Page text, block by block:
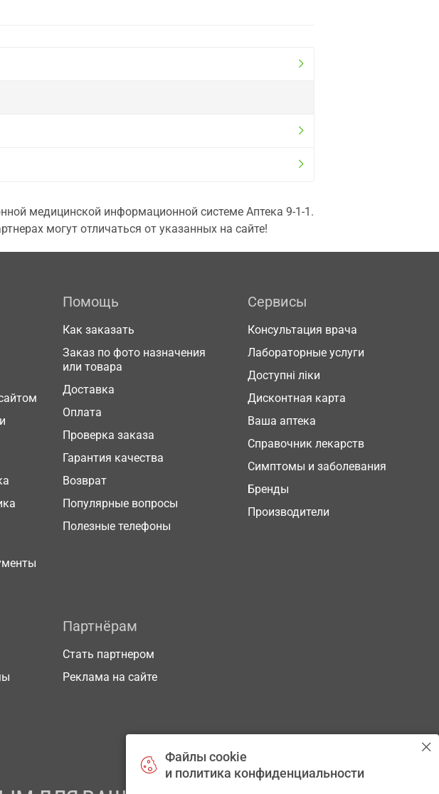
медицинской информационной системе Аптека 9-1-1.
могут отличаться от указанных на сайте!
Помощь
Как заказать
Заказ по фото назначения
или товара
Доставка
Оплата
Проверка заказа
Гарантия качества
Возврат
Популярные вопросы
Полезные телефоны
Сервисы
Консультация врача
Лабораторные услуги
Доступні ліки
Дисконтная карта
Ваша аптека
Справочник лекарств
Симптомы и заболевания
Бренды
Производители
Партнёрам
Стать партнером
Реклама на сайте
Файлы cookie
и политика конфиденциальности